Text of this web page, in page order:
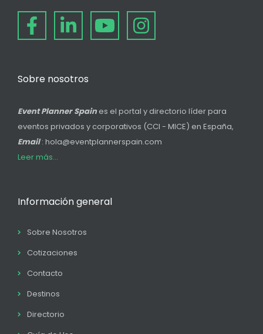
Sobre nosotros
Event Planner Spain es el portal y directorio líder para
eventos privados y corporativos (CCI - MICE) en España,
Email: hola@eventplannerspain.com
Leer más...
Información general
Sobre Nosotros
Cotizaciones
Contacto
Destinos
Directorio